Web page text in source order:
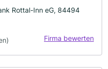
Rottal-Inn eG, 84494
Firma bewerten